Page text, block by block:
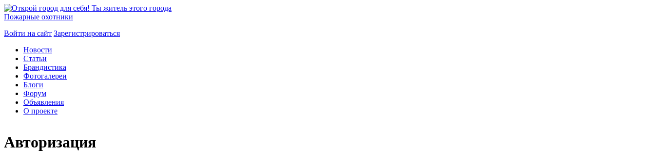
Пожарные охотники
Войти на сайт Зарегистрироваться
Новости
Статьи
Брандистика
Фотогалереи
Блоги
Форум
Объявления
О проекте
Авторизация